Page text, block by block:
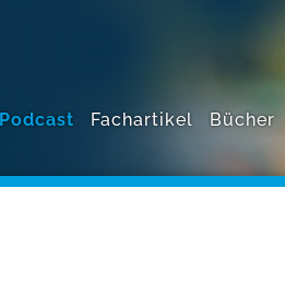
Podcast Fachartikel Bücher